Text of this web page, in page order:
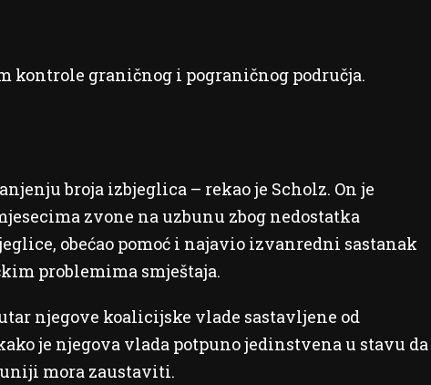
kontrole graničnog i pograničnog područja.
broja izbjeglica – rekao je Scholz. On je
zvone na uzbunu zbog nedostatka
obećao pomoć i najavio izvanredni sastanak
problemima smještaja.
njegove koalicijske vlade sastavljene od
je njegova vlada potpuno jedinstvena u stavu da
mora zaustaviti.